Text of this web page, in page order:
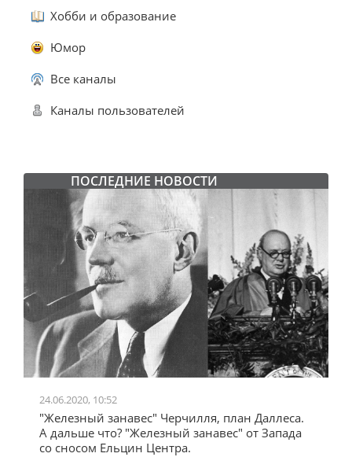
Хобби и образование
Юмор
Все каналы
Каналы пользователей
ПОСЛЕДНИЕ НОВОСТИ
24.06.2020, 10:52
"Железный занавес" Черчилля, план Даллеса.
А дальше что? "Железный занавес" от Запада
со сносом Ельцин Центра.